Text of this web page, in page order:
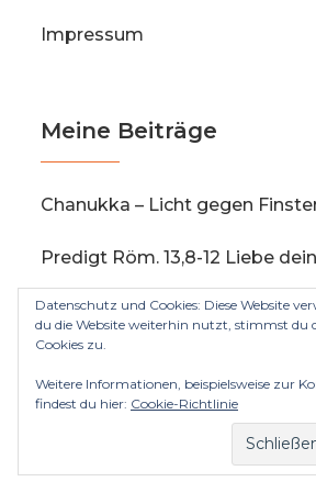
Impressum
Meine Beiträge
Chanukka – Licht gegen
Predigt Röm. 13,8-12 Liebe
Sieben Tage leben in Hütten
Menschheit
Predigt Gen. 28,10ff Die
Datenschutz und Cookies: Diese Website
du die Website weiterhin nutzt, stimmst du
Cookies zu.
Weitere Informationen, beispielsweise zur
findest du hier: Cookie-Richtlinie